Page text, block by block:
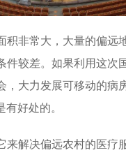
非常大，大量的偏远
件较差。如果利用这次
，大力发展可移动的病
有好处的。
解决偏远农村的医疗